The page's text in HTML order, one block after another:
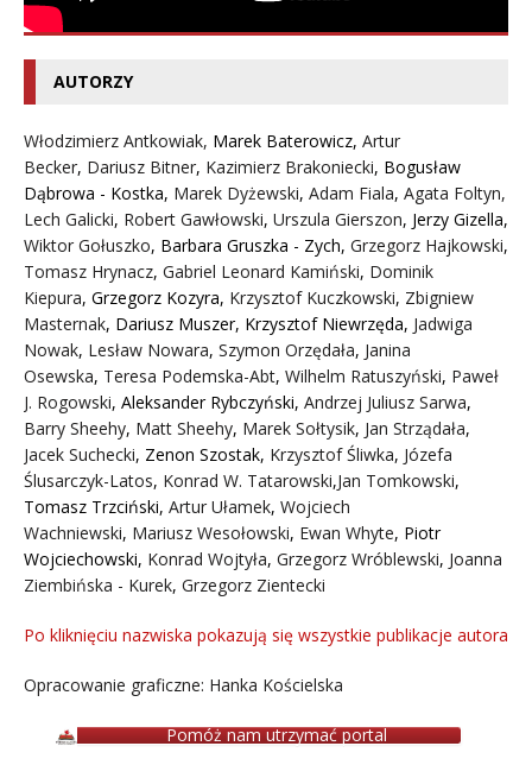
AUTORZY
Włodzimierz Antkowiak, Marek Baterowicz, Artur
Becker, Dariusz Bitner, Kazimierz Brakoniecki, Bogusław
Dąbrowa - Kostka, Marek Dyżewski, Adam Fiala, Agata Foltyn,
Lech Galicki, Robert Gawłowski, Urszula Gierszon, Jerzy Gizella,
Wiktor Gołuszko, Barbara Gruszka - Zych, Grzegorz Hajkowski,
Tomasz Hrynacz, Gabriel Leonard Kamiński, Dominik
Kiepura, Grzegorz Kozyra, Krzysztof Kuczkowski, Zbigniew
Masternak, Dariusz Muszer, Krzysztof Niewrzęda, Jadwiga
Nowak, Lesław Nowara, Szymon Orzędała, Janina
Osewska, Teresa Podemska-Abt, Wilhelm Ratuszyński, Paweł
J. Rogowski, Aleksander Rybczyński, Andrzej Juliusz Sarwa,
Barry Sheehy, Matt Sheehy, Marek Sołtysik, Jan Strządała,
Jacek Suchecki, Zenon Szostak, Krzysztof Śliwka, Józefa
Ślusarczyk-Latos, Konrad W. Tatarowski,Jan Tomkowski,
Tomasz Trzciński, Artur Ułamek, Wojciech
Wachniewski, Mariusz Wesołowski, Ewan Whyte, Piotr
Wojciechowski, Konrad Wojtyła, Grzegorz Wróblewski, Joanna
Ziembińska - Kurek, Grzegorz Zientecki
Po kliknięciu nazwiska pokazują się wszystkie publikacje autora
Opracowanie graficzne: Hanka Kościelska
Pomóż nam utrzymać portal